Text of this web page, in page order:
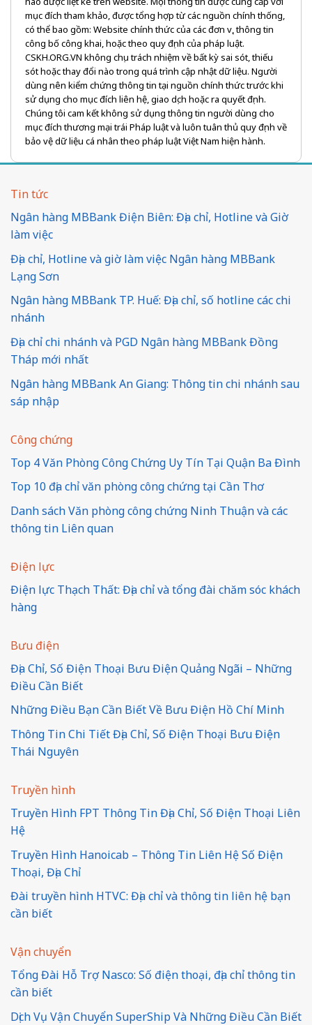
mục đích tham khảo, được tổng hợp từ các nguồn chính thống,
có thể bao gồm: Website chính thức của các đơn vị, thông tin
công bố công khai, hoặc theo quy định của pháp luật.
CSKH.ORG.VN không chịu trách nhiệm về bất kỳ sai sót, thiếu
sót hoặc thay đổi nào trong quá trình cập nhật dữ liệu. Người
dùng nên kiểm chứng thông tin tại nguồn chính thức trước khi
sử dụng cho mục đích liên hệ, giao dịch hoặc ra quyết định.
Chúng tôi cam kết không sử dụng thông tin người dùng cho
mục đích thương mại trái Pháp luật và luôn tuân thủ quy định về
bảo vệ dữ liệu cá nhân theo pháp luật Việt Nam hiện hành.
Tin tức
Ngân hàng MBBank Điện Biên: Địa chỉ, Hotline và Giờ
làm việc
Địa chỉ, Hotline và giờ làm việc Ngân hàng MBBank
Lạng Sơn
Ngân hàng MBBank TP. Huế: Địa chỉ, số hotline các chi
nhánh
Địa chỉ chi nhánh và PGD Ngân hàng MBBank Đồng
Tháp mới nhất
Ngân hàng MBBank An Giang: Thông tin chi nhánh sau
sáp nhập
Công chứng
Top 4 Văn Phòng Công Chứng Uy Tín Tại Quận Ba Đình
Top 10 địa chỉ văn phòng công chứng tại Cần Thơ
Danh sách Văn phòng công chứng Ninh Thuận và các
thông tin Liên quan
Điện lực
Điện lực Thạch Thất: Địa chỉ và tổng đài chăm sóc khách
hàng
Bưu điện
Địa Chỉ, Số Điện Thoại Bưu Điện Quảng Ngãi – Những
Điều Cần Biết
Những Điều Bạn Cần Biết Về Bưu Điện Hồ Chí Minh
Thông Tin Chi Tiết Địa Chỉ, Số Điện Thoại Bưu Điện
Thái Nguyên
Truyền hình
Truyền Hình FPT Thông Tin Địa Chỉ, Số Điện Thoại Liên
Hệ
Truyền Hình Hanoicab – Thông Tin Liên Hệ Số Điện
Thoại, Địa Chỉ
Đài truyền hình HTVC: Địa chỉ và thông tin liên hệ bạn
cần biết
Vận chuyển
Tổng Đài Hỗ Trợ Nasco: Số điện thoại, địa chỉ thông tin
cần biết
Dịch Vụ Vận Chuyển SuperShip Và Những Điều Cần Biết